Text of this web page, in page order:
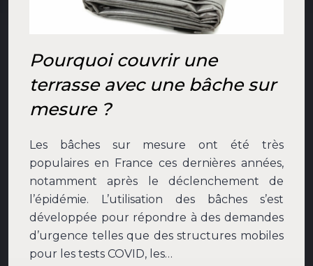
Pourquoi couvrir une
terrasse avec une bâche sur
mesure ?
Les bâches sur mesure ont été très
populaires en France ces dernières années,
notamment après le déclenchement de
l’épidémie. L’utilisation des bâches s’est
développée pour répondre à des demandes
d’urgence telles que des structures mobiles
pour les tests COVID, les…